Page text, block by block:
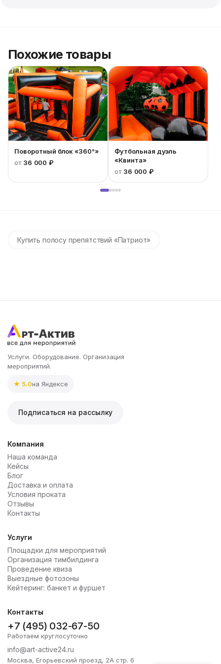
Похожие товары
Поворотный блок «360°»
от 36 000 ₽
Футбольная дуэль
«Квинта»
от 36 000 ₽
Купить полосу препятствий «Патриот»
Услуги. Оборудование. Организация
мероприятий.
★ 5.0на Яндексе
Подписаться на рассылку
Компания
Наша команда
Кейсы
Блог
Доставка и оплата
Условия проката
Отзывы
Контакты
Услуги
Площадки для мероприятий
Организация тимбилдинга
Проведение квиза
Выездные фотозоны
Кейтеринг: банкет и фуршет
Контакты
+7 (495) 032-67-50
Работаем круглосуточно
info@art-active24.ru
Москва, Егорьевский проезд, 2А стр. 6